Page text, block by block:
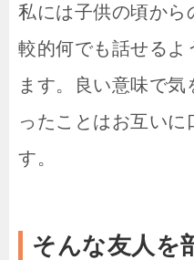
私には子供の頃から
較的何でも話せるよ
ます。良い意味で
ったことはお互い
す。
そんな友人を